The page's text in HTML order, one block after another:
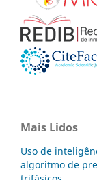
Mais Lidos
Uso de
algoritmo de